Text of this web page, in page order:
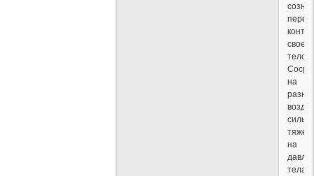
свое
тело.
на
силы
на
тела